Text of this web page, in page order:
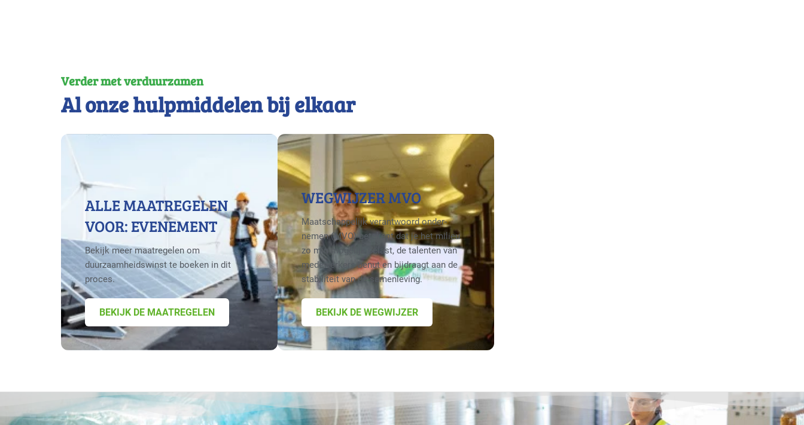
Verder met verduurzamen
Al onze hulpmiddelen bij elkaar
ALLE MAATREGELEN
VOOR: EVENEMENT
Bekijk meer maatregelen om
duurzaamheidswinst te boeken in dit
proces.
BEKIJK DE MAATREGELEN
WEGWIJZER MVO
Maatschappelijk verantwoord onder­
nemen (MVO) betekent dat je het milieu
zo min mogelijk belast, de talenten van
medewerkers benut en bijdraagt aan de
stabiliteit van de samenleving.
BEKIJK DE WEGWIJZER